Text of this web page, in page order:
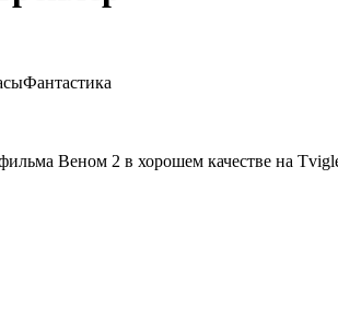
Фантастика
Веном 2 в хорошем качестве на